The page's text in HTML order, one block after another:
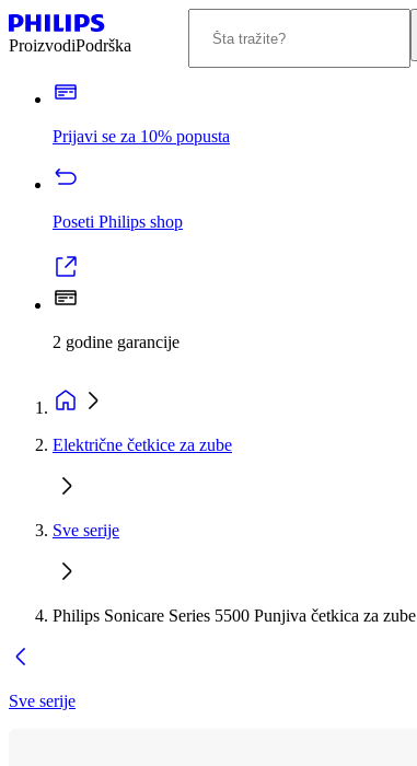
ProizvodiPodrška
Prijavi se za 10% popusta
Poseti Philips shop
2 godine garancije
Električne četkice za zube
Sve serije
Philips Sonicare Series 5500 Punjiva četkica za zube
Sve serije